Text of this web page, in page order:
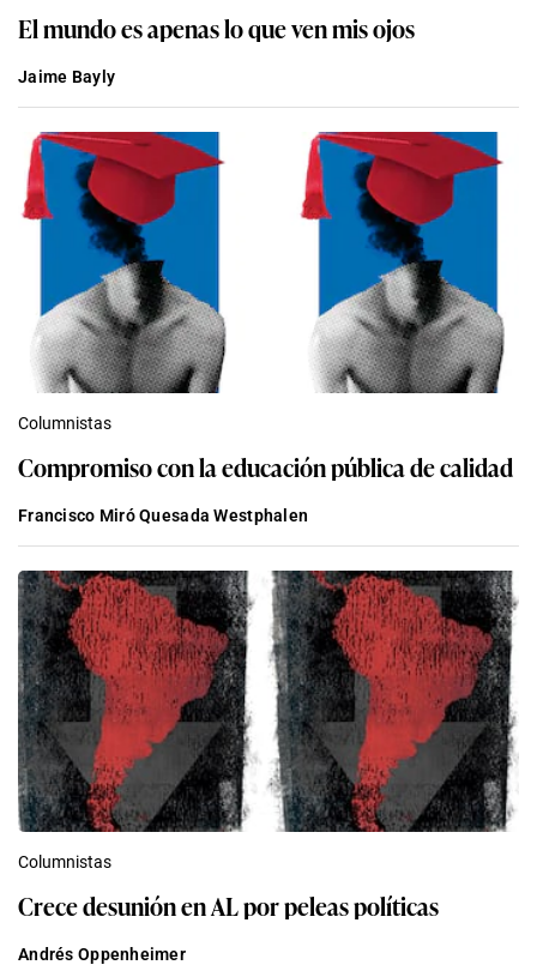
El mundo es apenas lo que ven mis ojos
Jaime Bayly
Columnistas
Compromiso con la educación pública de calidad
Francisco Miró Quesada Westphalen
Columnistas
Crece desunión en AL por peleas políticas
Andrés Oppenheimer